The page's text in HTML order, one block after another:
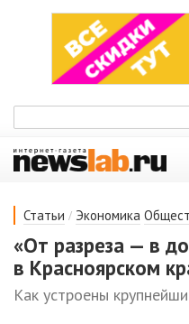
Статьи / Экономика
«От разреза — в
в Красноярском
Как устроены